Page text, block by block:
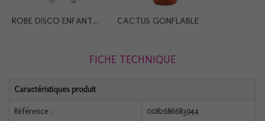
ROBE DISCO ENFANT... CACTUS GONFLABLE
FICHE TECHNIQUE
Caractéristiques produit
Référence : 0082686683944